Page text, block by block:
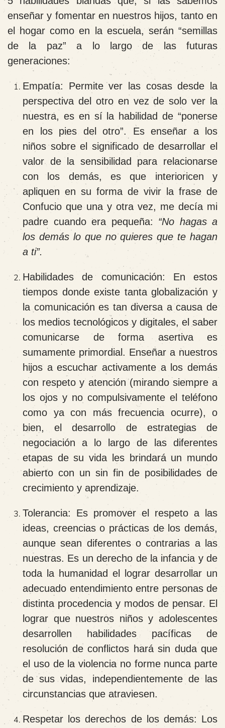
enseñar y fomentar en nuestros hijos, tanto en
el hogar como en la escuela, serán “semillas
de la paz” a lo largo de las futuras
generaciones:
Empatía: Permite ver las cosas desde la
perspectiva del otro en vez de solo ver la
nuestra, es en sí la habilidad de “ponerse
en los pies del otro”. Es enseñar a los
niños sobre el significado de desarrollar el
valor de la sensibilidad para relacionarse
con los demás, es que interioricen y
apliquen en su forma de vivir la frase de
Confucio que una y otra vez, me decía mi
padre cuando era pequeña: “No hagas a
los demás lo que no quieres que te hagan
a ti”.
Habilidades de comunicación: En estos
tiempos donde existe tanta globalización y
la comunicación es tan diversa a causa de
los medios tecnológicos y digitales, el saber
comunicarse de forma asertiva es
sumamente primordial. Enseñar a nuestros
hijos a escuchar activamente a los demás
con respeto y atención (mirando siempre a
los ojos y no compulsivamente el teléfono
como ya con más frecuencia ocurre), o
bien, el desarrollo de estrategias de
negociación a lo largo de las diferentes
etapas de su vida les brindará un mundo
abierto con un sin fin de posibilidades de
crecimiento y aprendizaje.
Tolerancia: Es promover el respeto a las
ideas, creencias o prácticas de los demás,
aunque sean diferentes o contrarias a las
nuestras. Es un derecho de la infancia y de
toda la humanidad el lograr desarrollar un
adecuado entendimiento entre personas de
distinta procedencia y modos de pensar. El
lograr que nuestros niños y adolescentes
desarrollen habilidades pacíficas de
resolución de conflictos hará sin duda que
el uso de la violencia no forme nunca parte
de sus vidas, independientemente de las
circunstancias que atraviesen.
Respetar los derechos de los demás: Los